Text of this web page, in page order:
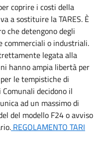
coprire i costi della
a sostituire la TARES. È
che detengono degli
commerciali o industriali.
legata alla
hanno ampia libertà per
le tempistiche di
decidono il
ad un massimo di
del modello F24 o avviso
REGOLAMENTO TARI